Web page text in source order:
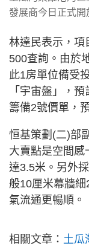
發展商今日正式開
林達民表示，項
500查詢。由於
此1房單位備受
「宇宙盤」，
籌備2號價單，
恒基策劃(二)部
大賣點是空間感
達3.5米。另外
般10厘米幕牆
氣流通更暢順。
相關文章： 土瓜